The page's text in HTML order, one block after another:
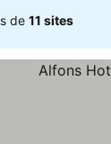
de 11 sites